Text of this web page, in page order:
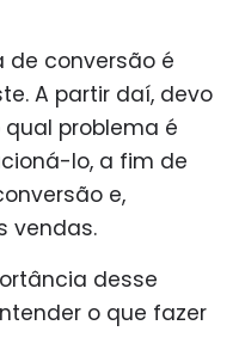
de conversão é
A partir daí, devo
problema é
lo, a fim de
e,
vendas.
desse
o que fazer